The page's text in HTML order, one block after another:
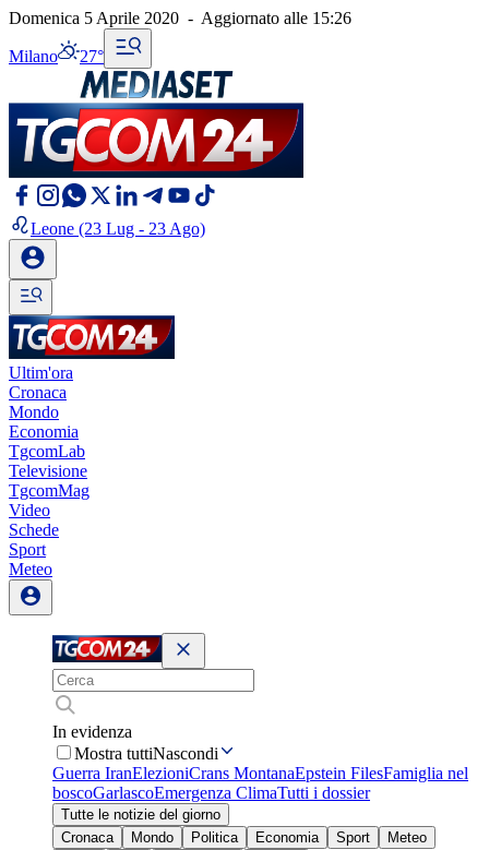
Domenica 5 Aprile 2020 - Aggiornato alle 15:26
Milano 27°
Leone (23 Lug - 23 Ago)
Ultim'ora
Cronaca
Mondo
Economia
TgcomLab
Televisione
TgcomMag
Video
Schede
Sport
Meteo
In evidenza
Mostra tuttiNascondi
Guerra IranElezioniCrans MontanaEpstein FilesFamiglia nel
boscoGarlascoEmergenza ClimaTutti i dossier
Tutte le notizie del giorno
Cronaca
Mondo Politica Economia Sport
Meteo